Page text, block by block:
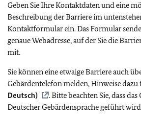
Geben Sie Ihre Kontaktdaten und eine
Beschreibung der Barriere im
Kontaktformular ein. Das Formular
genaue Webadresse, auf der Sie die
mit.
Sie können eine etwaige Barriere auch
Gebärdentelefon melden, Hinweise dazu
Deutsch)
. Bitte beachten Sie, dass
Deutscher Gebärdensprache geführt